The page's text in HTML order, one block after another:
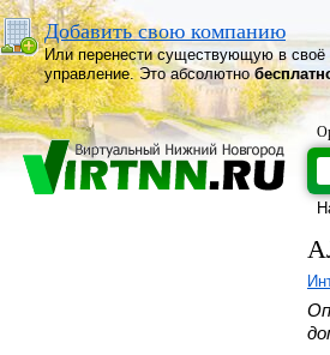
Добавить свою компанию
Или перенести существующую в своё
управление. Это абсолютно